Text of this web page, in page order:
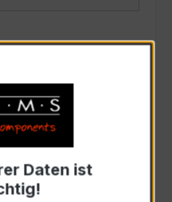
Daten ist